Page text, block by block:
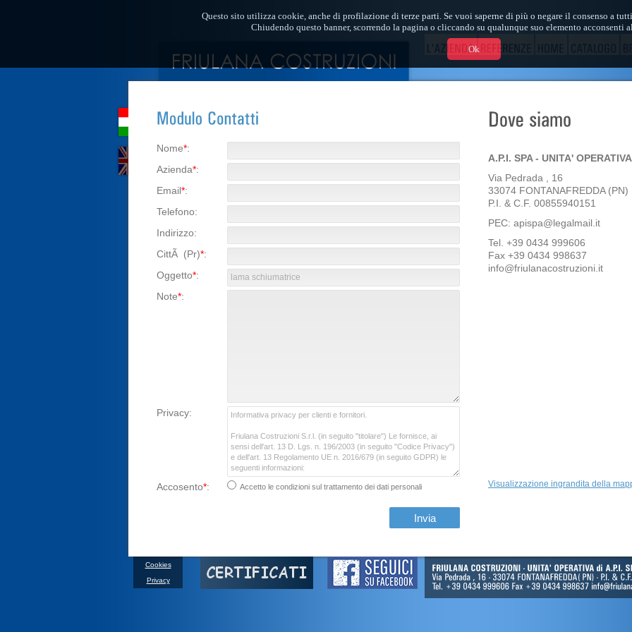
Nome*:
Azienda*:
Email*:
Telefono:
Indirizzo:
CittÃ (Pr)*:
Oggetto*:
Note*:
Privacy:
Accosento*: Accetto le condizioni sul trattamento dei dati personali
Invia
A.P.I. SPA - UNITA'
Via Pedrada , 16
33074 FONTANAFREDDA (PN)
P.I. & C.F. 00855940151
PEC: apispa@legalmail.it
Tel. +39 0434 999606
Fax +39 0434 998637
info@friulanacostruzioni.it
Visualizzazione ingrandita della
Cookies
Privacy
Questo sito utilizza cookie, anche di profilazione di terze parti. Se vuoi saperne di più o negare il consenso a
Chiudendo questo banner, scorrendo la pagina o cliccando su qualunque suo elemento acconsenti
Ok